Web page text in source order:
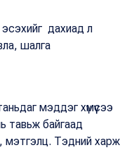
дахиад л
шалга
мэддэг хүмүүсээ
тавьж байгаад
мэтгэлц. Тэдний харж